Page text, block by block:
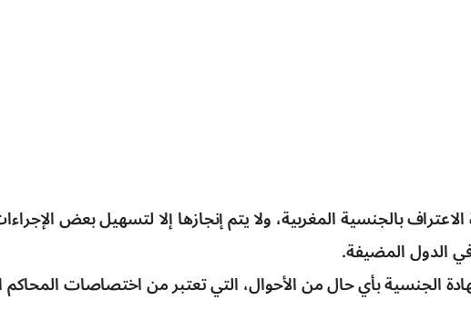
بالجنسية المغربية، ولا يتم إنجازها إلا لتسهيل بعض
الدول المضيفة.
الجنسية بأي حال من الأحوال، التي تعتبر من اختصاصات المحاكم